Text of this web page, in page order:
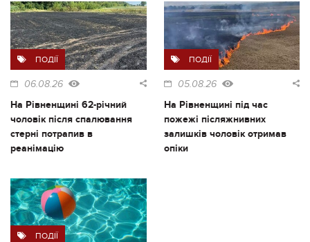
ПОДІЇ
06.08.26
На Рівненщині 62-річний
чоловік після спалювання
стерні потрапив в
реанімацію
ПОДІЇ
05.08.26
На Рівненщині під час
пожежі післяжнивних
залишків чоловік отримав
опіки
ПОДІЇ